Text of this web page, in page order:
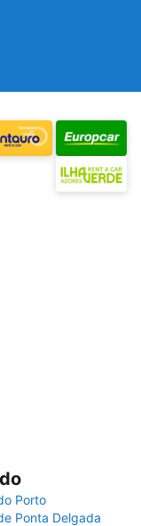
Porto
Ponta Delgada